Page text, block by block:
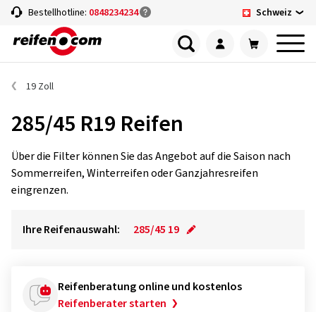
Bestellhotline: 0848234234 Schweiz
19 Zoll
285/45 R19 Reifen
Über die Filter können Sie das Angebot auf die Saison nach
Sommerreifen, Winterreifen oder Ganzjahresreifen
eingrenzen.
Ihre Reifenauswahl: 285/45 19
Reifenberatung online und kostenlos
Reifenberater starten